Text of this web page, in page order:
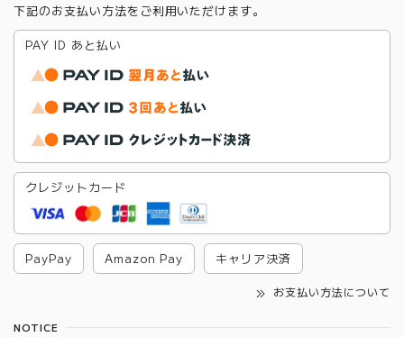
下記のお支払い方法をご利用いただけます。
PAY ID あと払い
クレジットカード
PayPay Amazon Pay キャリア決済
お支払い方法について
NOTICE